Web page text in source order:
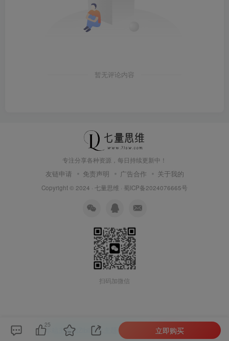
暂无评论内容
专注分享各种资源，每日持续更新中！
友链申请 免责声明 广告合作 关于我的
Copyright © 2024 · 七量思维 · 蜀ICP备2024076665号
扫码加微信
25
立即购买
本站主题由Zibll子比主题强力驱动 联系作者